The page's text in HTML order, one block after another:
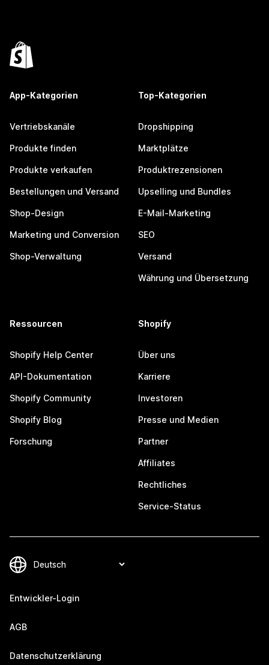
App-Kategorien
Vertriebskanäle
Produkte finden
Produkte verkaufen
Bestellungen und Versand
Shop-Design
Marketing und Conversion
Shop-Verwaltung
Top-Kategorien
Dropshipping
Marktplätze
Produktrezensionen
Upselling und Bundles
E-Mail-Marketing
SEO
Versand
Währung und Übersetzung
Ressourcen
Shopify Help Center
API-Dokumentation
Shopify Community
Shopify Blog
Forschung
Shopify
Über uns
Karriere
Investoren
Presse und Medien
Partner
Affiliates
Rechtliches
Service-Status
Entwickler-Login
AGB
Datenschutzerklärung